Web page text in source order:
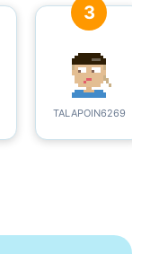
3
TALAPOIN6269